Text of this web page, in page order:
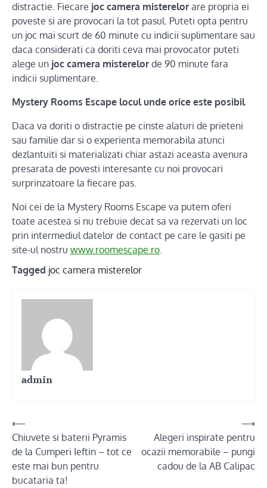
distractie. Fiecare joc camera misterelor are propria ei
poveste si are provocari la tot pasul. Puteti opta pentru
un joc mai scurt de 60 minute cu indicii suplimentare sau
daca considerati ca doriti ceva mai provocator puteti
alege un joc camera misterelor de 90 minute fara
indicii suplimentare.
Mystery Rooms Escape locul unde orice este posibil
Daca va doriti o distractie pe cinste alaturi de prieteni
sau familie dar si o experienta memorabila atunci
dezlantuiti si materializati chiar astazi aceasta avenura
presarata de povesti interesante cu noi provocari
surprinzatoare la fiecare pas.
Noi cei de la Mystery Rooms Escape va putem oferi
toate acestea si nu trebuie decat sa va rezervati un loc
prin intermediul datelor de contact pe care le gasiti pe
site-ul nostru www.roomescape.ro
Tagged joc camera misterelor
admin
Post
navigation
⟵
Chiuvete si baterii Pyramis
de la Cumperi Ieftin – tot ce
este mai bun pentru
bucataria ta!
Alegeri inspirate pentru
ocazii memorabile – pungi
cadou de la AB Calipac
⟶